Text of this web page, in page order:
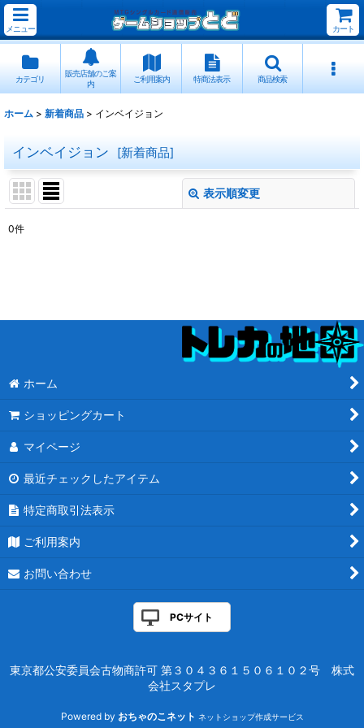
メニュー カート
カテゴリ
販売店舗のご案
内
ご利用案内 特商法表示 商品検索
ホーム > 新着商品 > インベイジョン
インベイジョン [新着商品]
表示順変更
絞り込む
0件
ホーム
ショッピングカート
マイページ
最近チェックしたアイテム
特定商取引法表示
ご利用案内
お問い合わせ
PCサイト
東京都公安委員会古物商許可 第３０４３６１５０６１０２号 株式
会社スタプレ
Powered by おちゃのこネット ネットショップ作成サービス